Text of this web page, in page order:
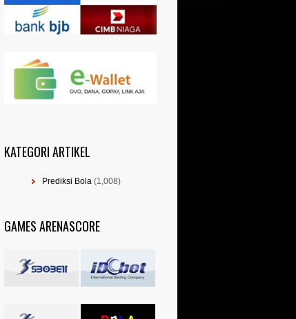
KATEGORI ARTIKEL
Prediksi Bola (1,008)
GAMES ARENASCORE